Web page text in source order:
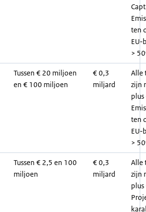
ten
EU-
>
Tussen € 20 miljoen
en € 100 miljoen
€ 0,3
miljard
Alle
zijn
plus
ten
EU-
>
Tussen € 2,5 en 100
miljoen
€ 0,3
miljard
Alle
zijn
plus